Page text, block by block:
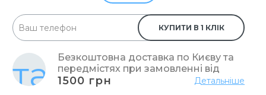
КУПИТИ В 1 КЛІК
Безкоштовна доставка по Києву та
передмістях при замовленні від
1500 грн Детальніше